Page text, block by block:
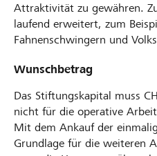
Attraktivität zu gewähren.
laufend erweitert, zum
Fahnenschwingern und
Wunschbetrag
Das Stiftungskapital muss
nicht für die operative
Mit dem Ankauf der
Grundlage für die weiteren